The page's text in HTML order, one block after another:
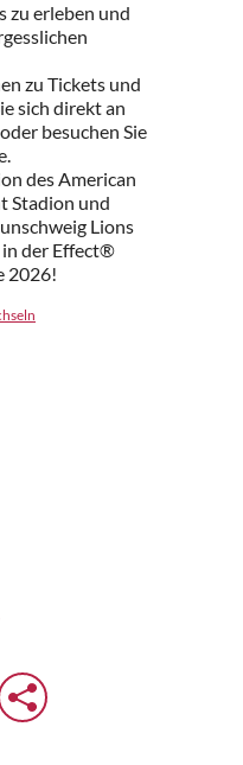
zu erleben und
zu Tickets und
sich direkt an
besuchen Sie
des American
Stadion und
Lions
in der Effect®
2026!